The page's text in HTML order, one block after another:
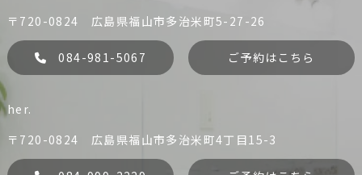
〒720-0824 広島県福山市多治米町5-27-26
084-981-5067 ご予約はこちら
her.
〒720-0824 広島県福山市多治米町4丁目15-3